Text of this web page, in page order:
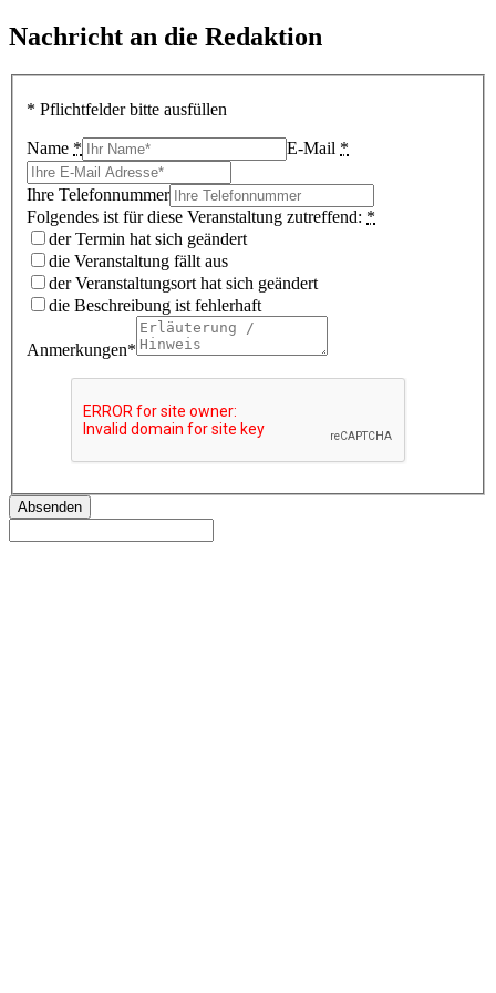
Nachricht an die Redaktion
* Pflichtfelder bitte ausfüllen
Name * E-Mail *
Ihre Telefonnummer
Folgendes ist für diese Veranstaltung zutreffend: *
der Termin hat sich geändert
die Veranstaltung fällt aus
der Veranstaltungsort hat sich geändert
die Beschreibung ist fehlerhaft
Anmerkungen*
Absenden